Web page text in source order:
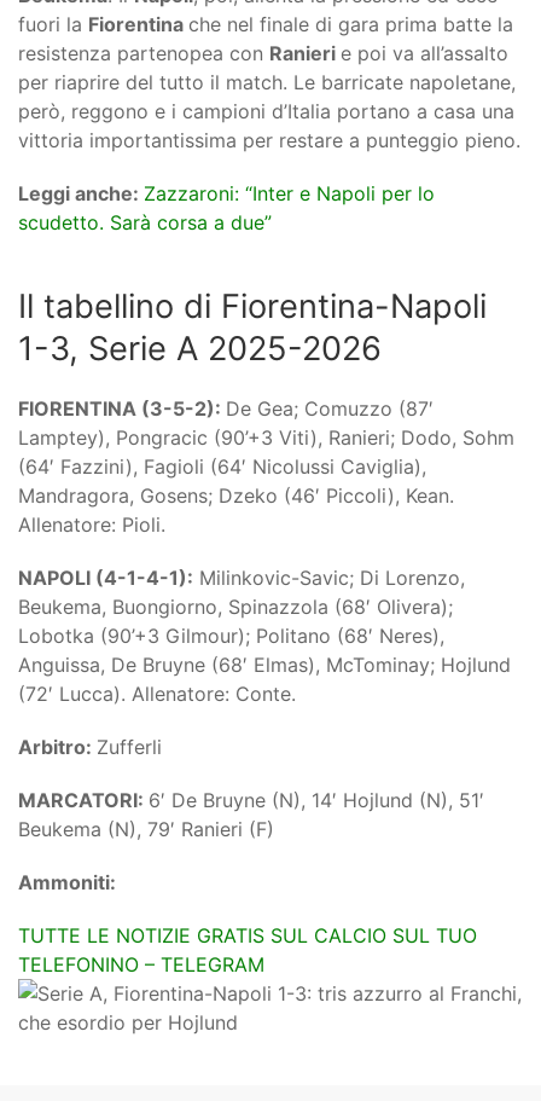
fuori la Fiorentina che nel finale di gara prima batte la
resistenza partenopea con Ranieri e poi va all’assalto
per riaprire del tutto il match. Le barricate napoletane,
però, reggono e i campioni d’Italia portano a casa una
vittoria importantissima per restare a punteggio pieno.
Leggi anche: Zazzaroni: “Inter e Napoli per lo
scudetto. Sarà corsa a due”
Il tabellino di Fiorentina-Napoli
1-3, Serie A 2025-2026
FIORENTINA (3-5-2): De Gea; Comuzzo (87′
Lamptey), Pongracic (90’+3 Viti), Ranieri; Dodo, Sohm
(64′ Fazzini), Fagioli (64′ Nicolussi Caviglia),
Mandragora, Gosens; Dzeko (46′ Piccoli), Kean.
Allenatore: Pioli.
NAPOLI (4-1-4-1): Milinkovic-Savic; Di Lorenzo,
Beukema, Buongiorno, Spinazzola (68′ Olivera);
Lobotka (90’+3 Gilmour); Politano (68′ Neres),
Anguissa, De Bruyne (68′ Elmas), McTominay; Hojlund
(72′ Lucca). Allenatore: Conte.
Arbitro: Zufferli
MARCATORI: 6′ De Bruyne (N), 14′ Hojlund (N), 51′
Beukema (N), 79′ Ranieri (F)
Ammoniti:
TUTTE LE NOTIZIE GRATIS SUL CALCIO SUL TUO
TELEFONINO – TELEGRAM